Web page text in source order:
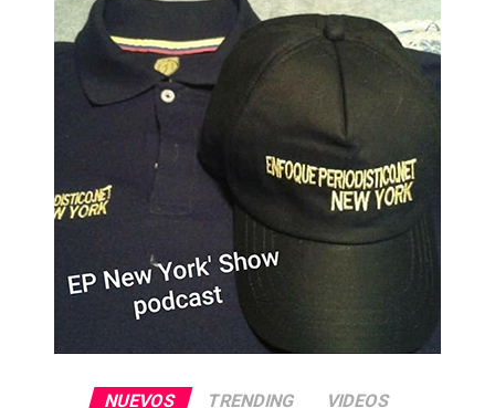
NUEVOS TRENDING VIDEOS